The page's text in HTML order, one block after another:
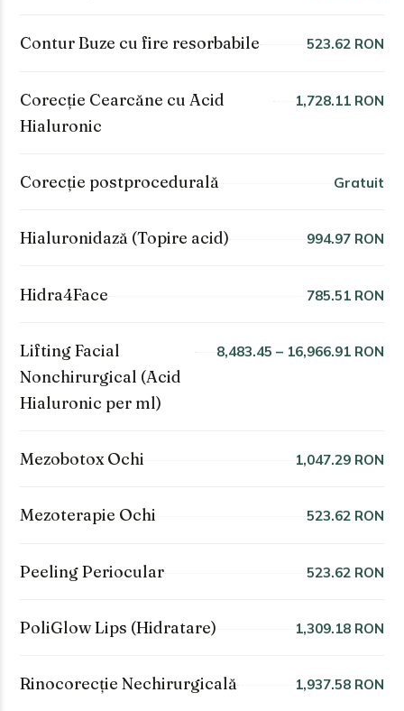
Contur Buze cu fire resorbabile 523.62 RON
Corecție Cearcăne cu Acid
Hialuronic
1,728.11 RON
Corecție postprocedurală Gratuit
Hialuronidază (Topire acid) 994.97 RON
Hidra4Face 785.51 RON
Lifting Facial
Nonchirurgical (Acid
Hialuronic per ml)
8,483.45 – 16,966.91 RON
Mezobotox Ochi 1,047.29 RON
Mezoterapie Ochi 523.62 RON
Peeling Periocular 523.62 RON
PoliGlow Lips (Hidratare) 1,309.18 RON
Rinocorecție Nechirurgicală 1,937.58 RON